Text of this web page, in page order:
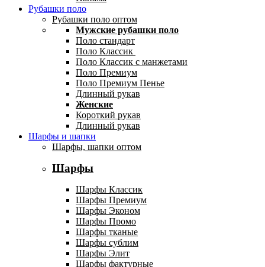
Рубашки поло
Рубашки поло оптом
Мужские рубашки поло
Поло стандарт
Поло Классик
Поло Классик с манжетами
Поло Премиум
Поло Премиум Пенье
Длинный рукав
Женские
Короткий рукав
Длинный рукав
Шарфы и шапки
Шарфы, шапки оптом
Шарфы
Шарфы Классик
Шарфы Премиум
Шарфы Эконом
Шарфы Промо
Шарфы тканые
Шарфы сублим
Шарфы Элит
Шарфы фактурные